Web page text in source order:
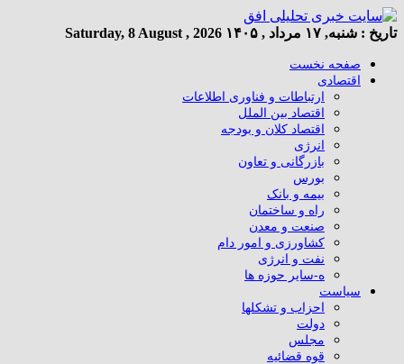
تاریخ : شنبه, ۱۷ مرداد , ۱۴۰۵ Saturday, 8 August , 2026
صفحه نخست
اقتصادی
ارتباطات و فناوری اطلاعات
اقتصاد بین الملل
اقتصاد کلان و بودجه
انرژی
بازرگانی و تعاون
بورس
بیمه و بانک
راه و ساختمان
صنعت و معدن
کشاورزی و امور دام
نفت و انرژی
ه-سایر حوزه ها
سیاست
احزاب و تشکلها
دولت
مجلس
قوه قضائیه